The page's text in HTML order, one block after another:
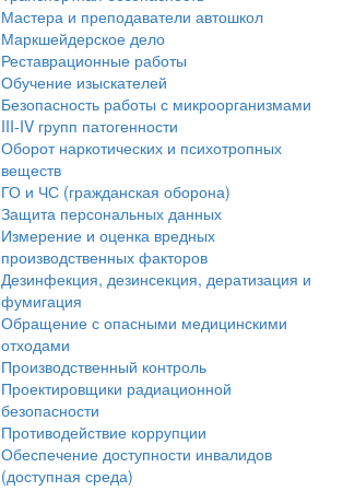
Мастера и преподаватели автошкол
Маркшейдерское дело
Реставрационные работы
Обучение изыскателей
Безопасность работы с микроорганизмами
III-IV групп патогенности
Оборот наркотических и психотропных
веществ
ГО и ЧС (гражданская оборона)
Защита персональных данных
Измерение и оценка вредных
производственных факторов
Дезинфекция, дезинсекция, дератизация и
фумигация
Обращение с опасными медицинскими
отходами
Производственный контроль
Проектировщики радиационной
безопасности
Противодействие коррупции
Обеспечение доступности инвалидов
(доступная среда)